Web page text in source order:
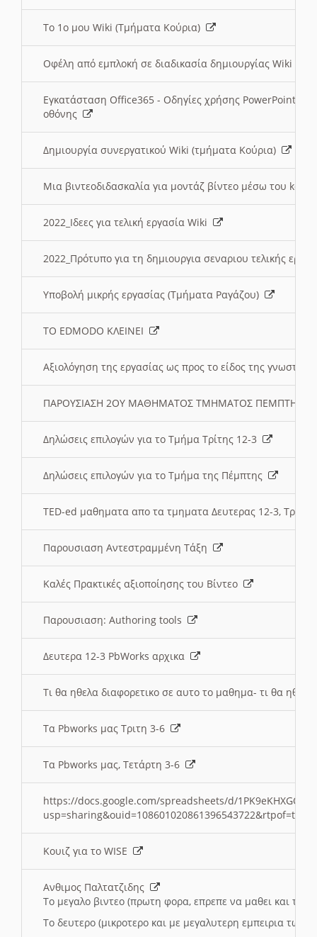
Το 1ο μου Wiki (Τμήματα Κούρια)
Οφέλη από εμπλοκή σε διαδικασία δημιουργίας Wiki
Εγκατάσταση Office365 - Οδηγίες χρήσης PowerPoint
οθόνης
Δημιουργία συνεργατικού Wiki (τμήματα Κούρια)
Μια βιντεοδιδασκαλία για μοντάζ βίντεο μέσω του
2022_Ιδεες για τελική εργασία Wiki
2022_Πρότυπο για τη δημιουργια σεναριου τελικής
Υποβολή μικρής εργασίας (Τμήματα Ραγάζου)
ΤΟ EDMODO ΚΛΕΙΝΕΙ
Αξιολόγηση της εργασίας ως προς το είδος της
ΠΑΡΟΥΣΙΑΣΗ 2ΟΥ ΜΑΘΗΜΑΤΟΣ ΤΜΗΜΑΤΟΣ
Δηλώσεις επιλογών για το Τμήμα Τρίτης 12-3
Δηλώσεις επιλογών για το Τμήμα της Πέμπτης
TED-ed μαθηματα απο τα τμηματα Δευτερας 12-3,
Παρουσιαση Αντεστραμμένη Τάξη
Καλές Πρακτικές αξιοποίησης του Βίντεο
Παρουσιαση: Authoring tools
Δευτερα 12-3 PbWorks αρχικα
Τι θα ηθελα διαφορετικο σε αυτο το μαθημα- τι θα
Τα Pbworks μας Τριτη 3-6
Τα Pbworks μας, Τετάρτη 3-6
https://docs.google.com/spreadsheets/d/
Κουιζ για το WISE
Ανθιμος Παλτατζιδης
Το μεγαλο βιντεο (πρωτη φορα, επρεπε να μαθει και το
Το δευτερο (μικροτερο και με μεγαλυτερη εμπειρια